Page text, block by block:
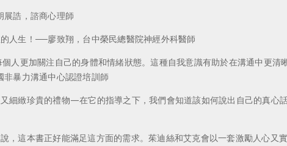
誥，諮商心理師
人生！──廖致翔，台中榮民總醫院神經外科醫師
更加關注自己的身體和情緒狀態。這種自我意識有助於在溝通中更清
暴力溝通中心認證培訓師
細緻珍貴的禮物—在它的指導之下，我們會知道該如何說出自己的真
，這本書正好能滿足這方面的需求。茱迪絲和艾克會以一套激勵人心